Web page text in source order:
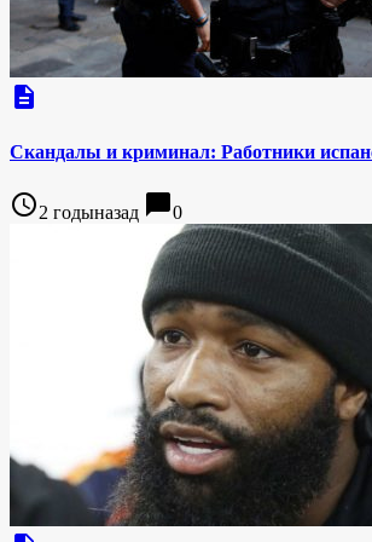
description
Скандалы и криминал: Работники
access_time2 годыназад chat_bubble0